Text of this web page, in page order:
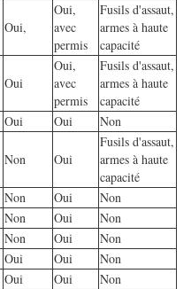
Oui,
Oui,
avec
permis
Fusils d'assaut,
armes à haute
capacité
Oui
Oui,
avec
permis
Fusils d'assaut,
armes à haute
capacité
Oui Oui Non
Non Oui
Fusils d'assaut,
armes à haute
capacité
Non Oui
Non
Non Oui
Non
Non Oui
Non
Oui Oui
Non
Oui Oui
Non